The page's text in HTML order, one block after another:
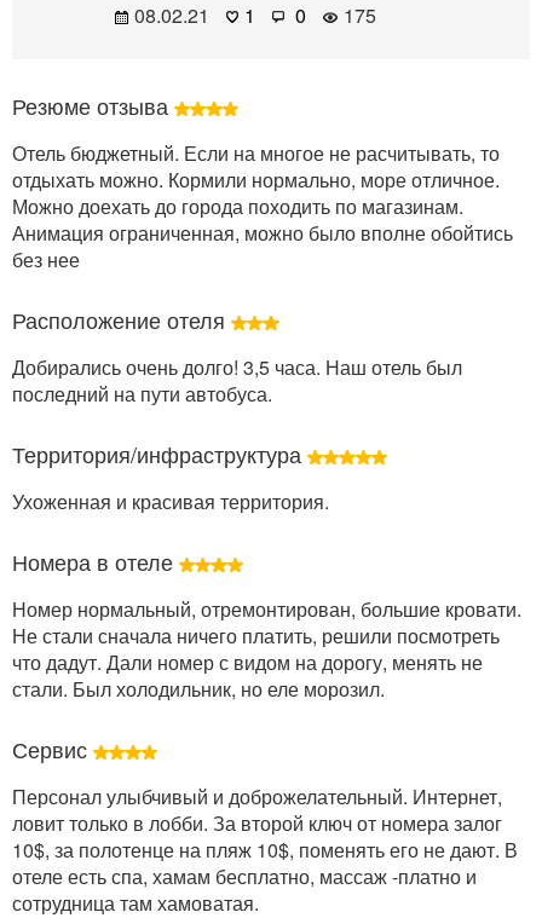
08.02.21
1 0 175
Резюме отзыва
Отель бюджетный. Если на многое не расчитывать, то
отдыхать можно. Кормили нормально, море отличное.
Можно доехать до города походить по магазинам.
Анимация ограниченная, можно было вполне обойтись
без нее
Расположение отеля
Добирались очень долго! 3,5 часа. Наш отель был
последний на пути автобуса.
Территория/инфраструктура
Ухоженная и красивая территория.
Номера в отеле
Номер нормальный, отремонтирован, большие кровати.
Не стали сначала ничего платить, решили посмотреть
что дадут. Дали номер с видом на дорогу, менять не
стали. Был холодильник, но еле морозил.
Сервис
Персонал улыбчивый и доброжелательный. Интернет,
ловит только в лобби. За второй ключ от номера залог
10$, за полотенце на пляж 10$, поменять его не дают. В
отеле есть спа, хамам бесплатно, массаж -платно и
сотрудница там хамоватая.